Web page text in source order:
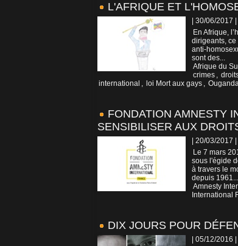
L'AFRIQUE ET
| 30/06/2017
En Afrique,
dirigeants,
anti-
sont des...
Afrique du
crimes ,
international , loi Mort aux gays ,
FONDATION AMNESTY
SENSIBILISER AUX
| 20/03/2017
Le 7 mars
sous l'égide
à travers le
depuis
Amnesty
International
DIX JOURS POUR
| 05/12/2016